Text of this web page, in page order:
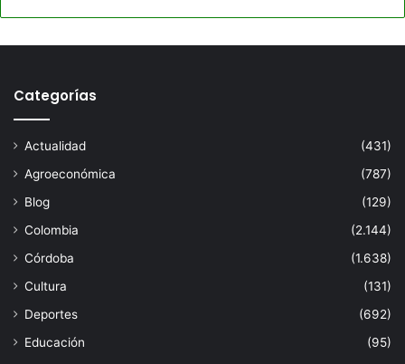
Categorías
Actualidad
(431)
Agroeconómica
(787)
Blog
(129)
Colombia
(2.144)
Córdoba
(1.638)
Cultura
(131)
Deportes
(692)
Educación
(95)